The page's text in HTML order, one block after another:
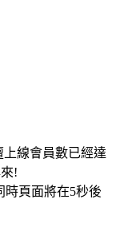
上線會員數已經達
!
時頁面將在5秒後